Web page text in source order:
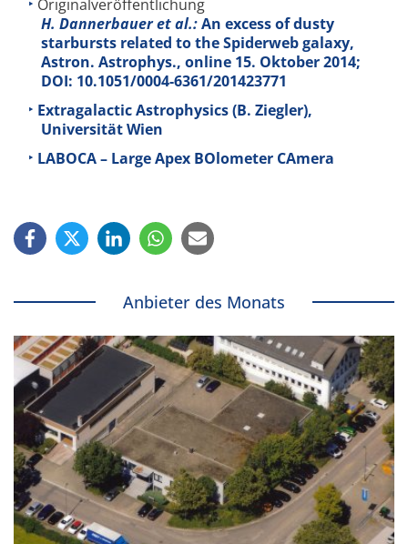
Originalveröffentlichung
H. Dannerbauer et al.:An excess of dusty
starbursts related to the Spiderweb galaxy,
Astron. Astrophys., online 15. Oktober 2014;
DOI: 10.1051/0004-6361/201423771
Extragalactic Astrophysics (B. Ziegler),
Universität Wien
LABOCA – Large Apex BOlometer CAmera
Anbieter des Monats